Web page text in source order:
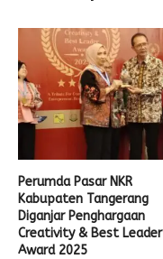
Perumda Pasar NKR
Kabupaten Tangerang
Diganjar Penghargaan
Creativity & Best Leader
Award 2025